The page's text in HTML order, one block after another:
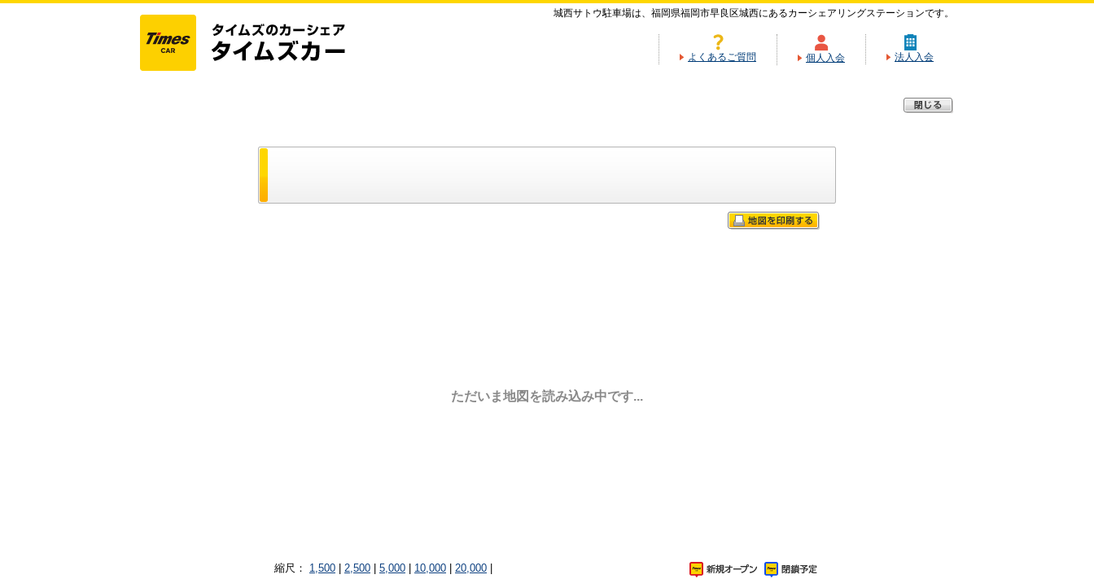
城西サトウ駐車場は、福岡県福岡市早良区城西にあるカーシェアリングステーションです。
よくあるご質問 個人入会 法人入会
ただいま地図を読み込み中です...
縮尺： 1,500 2,500 5,000 10,000 20,000